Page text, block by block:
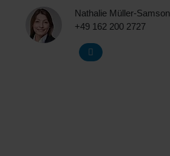
Nathalie Müller-Samson
+49 162 200 2727